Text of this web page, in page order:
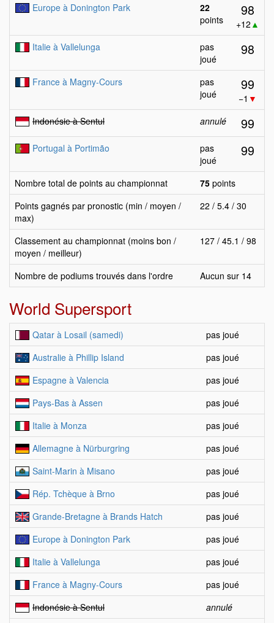
Europe à Donington Park
22
points
98
+12 ▲
Italie à Vallelunga
pas
joué
98
France à Magny-Cours
pas
joué
99
−1 ▼
Indonésie à Sentul
annulé 99
Portugal à Portimão
pas
joué
99
Nombre total de points au championnat 75 points
Points gagnés par pronostic (min / moyen /
max)
22 / 5.4 / 30
Classement au championnat (moins bon /
moyen / meilleur)
127 / 45.1 / 98
Nombre de podiums trouvés dans l'ordre Aucun sur 14
World Supersport
Qatar à Losail (samedi)
pas joué
Australie à Phillip Island
pas joué
Espagne à Valencia
pas joué
Pays-Bas à Assen
pas joué
Italie à Monza
pas joué
Allemagne à Nürburgring
pas joué
Saint-Marin à Misano
pas joué
Rép. Tchèque à Brno
pas joué
Grande-Bretagne à Brands Hatch
pas joué
Europe à Donington Park
pas joué
Italie à Vallelunga
pas joué
France à Magny-Cours
pas joué
Indonésie à Sentul
annulé